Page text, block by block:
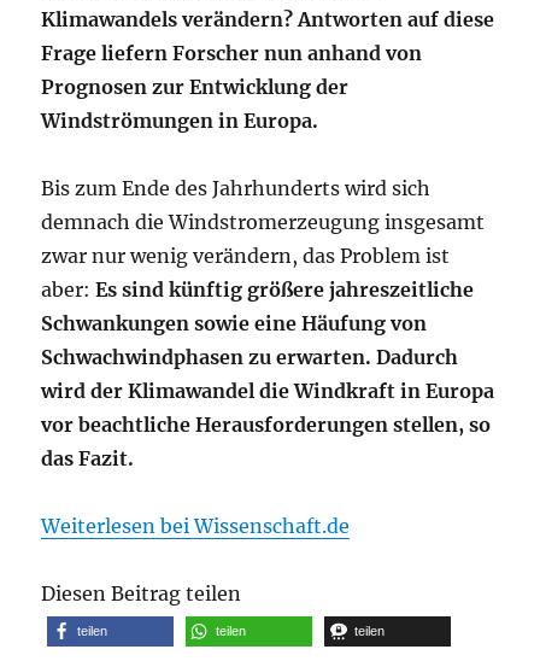
Klimawandels verändern? Antworten auf diese
Frage liefern Forscher nun anhand von
Prognosen zur Entwicklung der
Windströmungen in Europa.
Bis zum Ende des Jahrhunderts wird sich
demnach die Windstromerzeugung insgesamt
zwar nur wenig verändern, das Problem ist
aber:Es sind künftig größere jahreszeitliche
Schwankungen sowie eine Häufung von
Schwachwindphasen zu erwarten. Dadurch
wird der Klimawandel die Windkraft in Europa
vor beachtliche Herausforderungen stellen, so
das Fazit.
Weiterlesen bei Wissenschaft.de
Diesen Beitrag teilen
teilen teilen teilen